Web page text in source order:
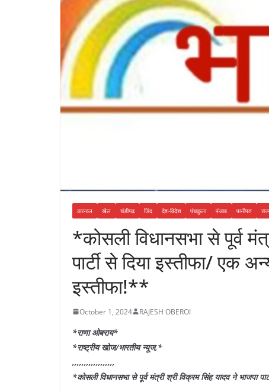
करनाल खेल चंडीगढ़ जिंद देश-विदेश पंचकुला पंजाब पानीपत
*कोसली विधानसभा से पूर्व
पार्टी से दिया इस्तीफा/ एक
इस्तीफा!**
October 1, 2024 RAJESH OBEROI
*राणा ओबराय*
*राष्ट्रीय खोज/भारतीय न्यूज,*
,,,,,,,,,,,,,,,,,,
*कोसली विधानसभा से पूर्व मंत्री श्री विक्रम सिंह यादव ने भाजपा